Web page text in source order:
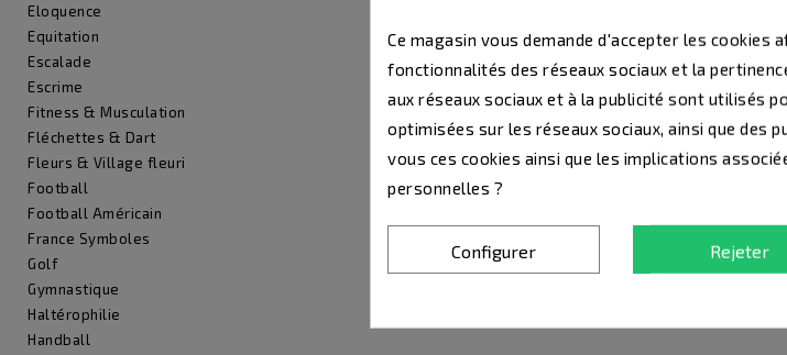
Eloquence
Equitation
Escalade
Escrime
Fitness & Musculation
Fléchettes & Dart
Fleurs & Village fleuri
Football
Football Américain
France Symboles
Golf
Gymnastique
Haltérophilie
Handball
Ce magasin vous demande d'accepter les cookies
fonctionnalités des réseaux sociaux et la
aux réseaux sociaux et à la publicité sont utilisés
optimisées sur les réseaux sociaux, ainsi que des
vous ces cookies ainsi que les implications
personnelles ?
Configurer Rejeter